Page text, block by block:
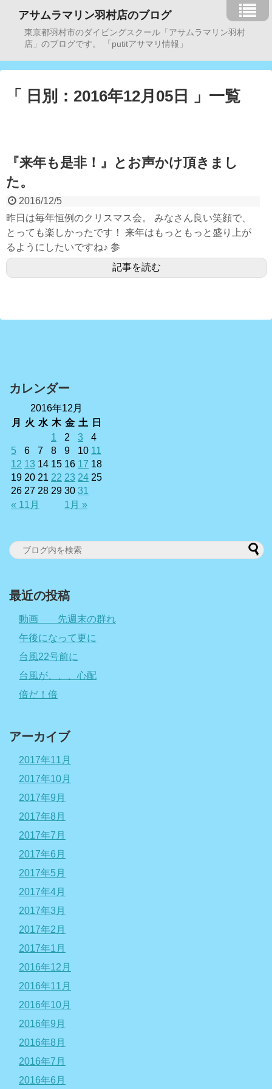
アサムラマリン羽村店のブログ
東京都羽村市のダイビングスクール「アサムラマリン羽村
店」のブログです。 「putitアサマリ情報」
「 日別：2016年12月05日 」一覧
『来年も是非！』とお声かけ頂きまし
た。
2016/12/5
昨日は毎年恒例のクリスマス会。 みなさん良い笑顔で、
とっても楽しかったです！ 来年はもっともっと盛り上が
るようにしたいですね♪ 参
記事を読む
カレンダー
2016年12月
月
火 水 木 金 土 日
« 11月 1月 »
1 2 3
4
5
6 7 8 9 10 11
12 13 14 15 16 17 18
19 20 21 22 23 24 25
26 27 28 29 30 31
最近の投稿
動画 先週末の群れ
午後になって更に
台風22号前に
台風が、、、心配
倍だ！倍
アーカイブ
2017年11月
2017年10月
2017年9月
2017年8月
2017年7月
2017年6月
2017年5月
2017年4月
2017年3月
2017年2月
2017年1月
2016年12月
2016年11月
2016年10月
2016年9月
2016年8月
2016年7月
2016年6月